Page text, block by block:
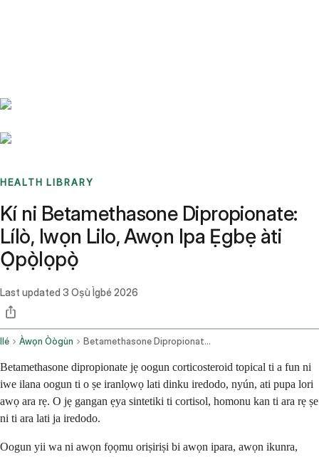
HEALTH LIBRARY
Kí ni Betamethasone Dipropionate:
Lílò, Iwọn Lilo, Awọn Ipa Ẹgbẹ àti
Ọ̀pọ̀lọpọ̀
Last updated 3 Oṣù Ìgbé 2026
Ilé Àwọn Òògùn Betamethasone Dipropionate Topical Application Route
Betamethasone dipropionate jẹ oogun corticosteroid topical ti a fun ni
iwe ilana oogun ti o ṣe iranlọwọ lati dinku iredodo, nyún, ati pupa lori
awọ ara rẹ. O jẹ gangan ẹya sintetiki ti cortisol, homonu kan ti ara rẹ ṣe
ni ti ara lati ja iredodo.
Oogun yii wa ni awọn fọọmu oriṣiriṣi bi awọn ipara, awọn ikunra,